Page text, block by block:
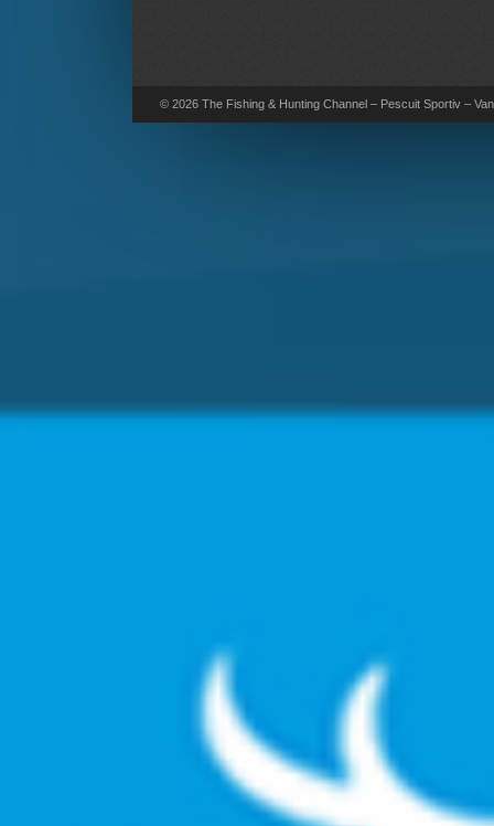
© 2026 The Fishing & Hunting Channel – Pescuit Sportiv –